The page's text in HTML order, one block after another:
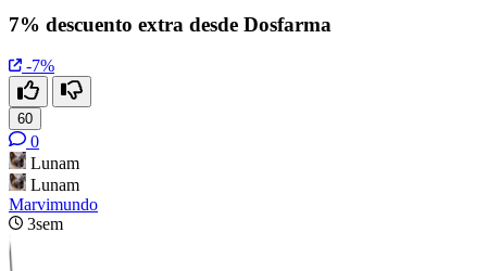
7% descuento extra desde Dosfarma
-7%
60
0
Lunam
Lunam
Marvimundo
3sem